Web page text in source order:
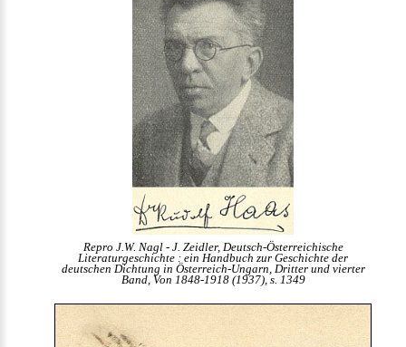
Repro J.W. Nagl - J. Zeidler, Deutsch-Österreichische
Literaturgeschichte : ein Handbuch zur Geschichte der
deutschen Dichtung in Österreich-Ungarn, Dritter und vierter
Band, Von 1848-1918 (1937), s. 1349